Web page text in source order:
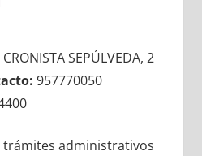
CRONISTA SEPÚLVEDA, 2
957770050
trámites administrativos